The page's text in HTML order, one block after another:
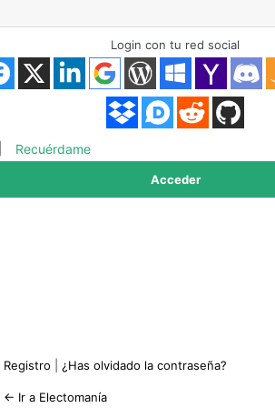
Acceder
Login con tu red social
Recuérdame
Registro ¿Has olvidado la contraseña?
← Ir a Electomanía